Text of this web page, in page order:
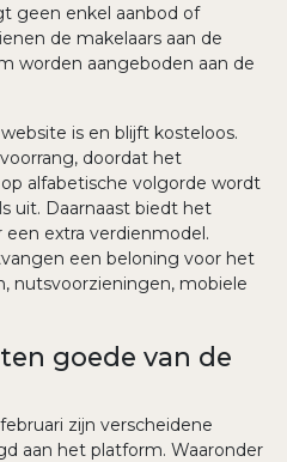
geen enkel aanbod of
de makelaars aan de
worden aangeboden aan de
is en blijft kosteloos.
doordat het
alfabetische volgorde wordt
uit. Daarnaast biedt het
extra verdienmodel.
een beloning voor het
nutsvoorzieningen, mobiele
goede van de
zijn verscheidene
aan het platform. Waaronder